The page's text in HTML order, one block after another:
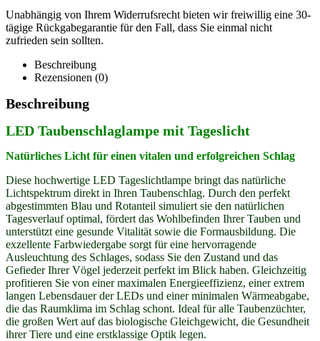
Unabhängig von Ihrem Widerrufsrecht bieten wir freiwillig eine 30-
tägige Rückgabegarantie für den Fall, dass Sie einmal nicht
zufrieden sein sollten.
Beschreibung
Rezensionen (0)
Beschreibung
LED Taubenschlaglampe mit Tageslicht
Natürliches Licht für einen vitalen und erfolgreichen Schlag
Diese hochwertige LED Tageslichtlampe bringt das natürliche
Lichtspektrum direkt in Ihren Taubenschlag. Durch den perfekt
abgestimmten Blau und Rotanteil simuliert sie den natürlichen
Tagesverlauf optimal, fördert das Wohlbefinden Ihrer Tauben und
unterstützt eine gesunde Vitalität sowie die Formausbildung. Die
exzellente Farbwiedergabe sorgt für eine hervorragende
Ausleuchtung des Schlages, sodass Sie den Zustand und das
Gefieder Ihrer Vögel jederzeit perfekt im Blick haben. Gleichzeitig
profitieren Sie von einer maximalen Energieeffizienz, einer extrem
langen Lebensdauer der LEDs und einer minimalen Wärmeabgabe,
die das Raumklima im Schlag schont. Ideal für alle Taubenzüchter,
die großen Wert auf das biologische Gleichgewicht, die Gesundheit
ihrer Tiere und eine erstklassige Optik legen.